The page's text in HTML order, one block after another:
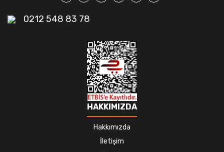
0212 548 83 78
HAKKIMIZDA
Hakkımızda
İletişim